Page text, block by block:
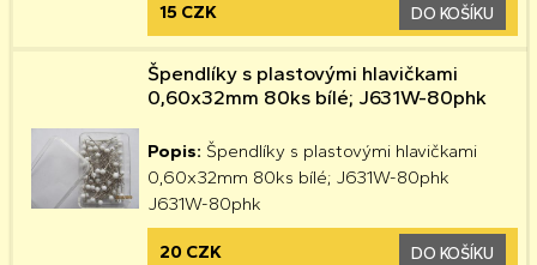
15 CZK DO KOŠÍKU
Špendlíky s plastovými hlavičkami
0,60x32mm 80ks bílé; J631W-80phk
Popis: Špendlíky s plastovými hlavičkami
0,60x32mm 80ks bílé; J631W-80phk
J631W-80phk
20 CZK DO KOŠÍKU